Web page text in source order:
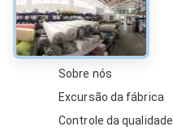
sobre
Sobre nós
Excursão da fábrica
Controle da qualidade